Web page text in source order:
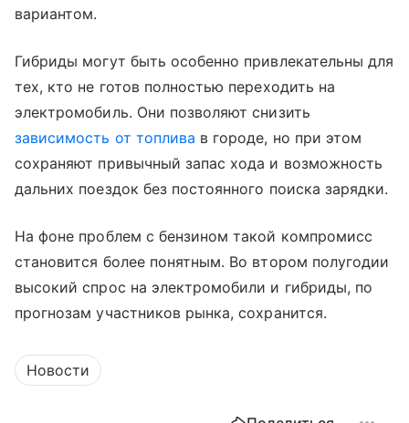
вариантом.
Гибриды могут быть особенно привлекательны для
тех, кто не готов полностью переходить на
электромобиль. Они позволяют снизить
зависимость от топлива в городе, но при этом
сохраняют привычный запас хода и возможность
дальних поездок без постоянного поиска зарядки.
На фоне проблем с бензином такой компромисс
становится более понятным. Во втором полугодии
высокий спрос на электромобили и гибриды, по
прогнозам участников рынка, сохранится.
Новости